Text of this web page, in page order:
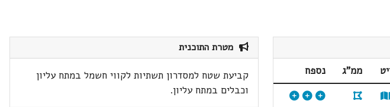
ממ"ג
נספח
מטרת התוכנית
קביעת שטח למסדרון תשתיות לקווי חשמל במתח עליון
וכבלים במתח עליון.